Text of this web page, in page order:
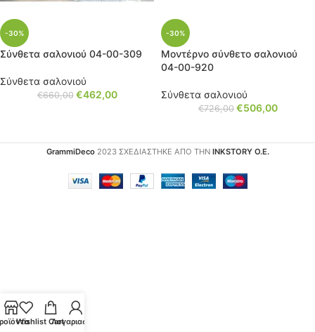
-30%
Σύνθετα σαλονιού 04-00-309
Σύνθετα σαλονιού
€660,00 €462,00
-30%
Μοντέρνο σύνθετο σαλονιού
04-00-920
Σύνθετα σαλονιού
€726,00 €506,00
GrammiDeco 2023 ΣΧΕΔΙΑΣΤΗΚΕ ΑΠΟ ΤΗΝ INKSTORY Ο.Ε.
Wishlist Cart
Λογαριασμός